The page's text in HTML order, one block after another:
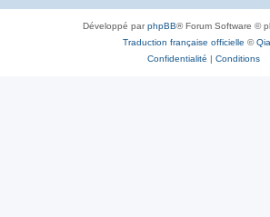
Développé parphpBB® Forum Software ©
Traduction française officielle ©
Confidentialité | Conditions